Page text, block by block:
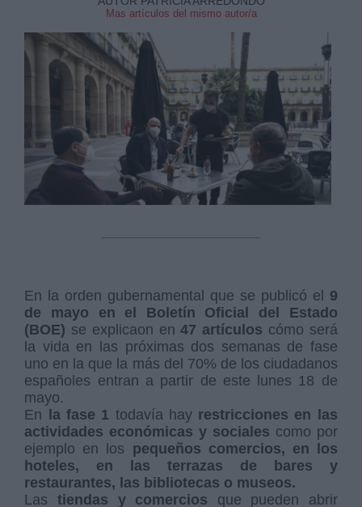
Mas artículos del mismo autor/a
En la orden gubernamental que se publicó el 9
de mayo en el Boletín Oficial del Estado
(BOE) se explicaon en47 artículos cómo será
la vida en las próximas dos semanas de fase
uno en la que la más del 70% de los ciudadanos
españoles entran a partir de este lunes 18 de
mayo.
En
la fase 1 todavía hay restricciones en las
actividades económicas y sociales como por
ejemplo en los pequeños comercios, en los
hoteles, en las terrazas de bares y
restaurantes, las bibliotecas o museos.
Las tiendas y comercios que pueden abrir
link
Información adicional